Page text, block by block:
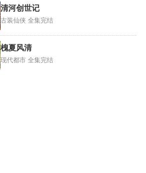
清河创世记
古装仙侠 全集完结
槐夏风清
现代都市 全集完结